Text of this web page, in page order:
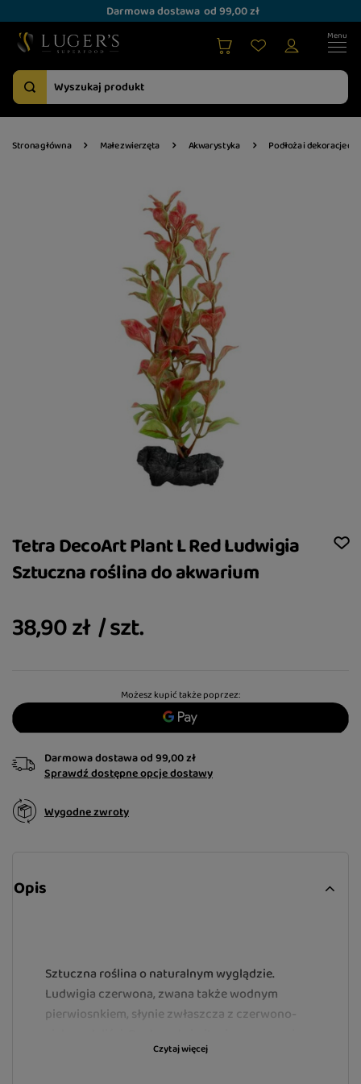
Darmowa dostawa od 99,00 zł
Strona główna Małe zwierzęta Akwarystyka Podłoża i dekoracje
Tetra DecoArt Plant L Red Ludwigia
Sztuczna roślina do akwarium
38,90 zł /szt.
Możesz kupić także poprzez:
Darmowa dostawaod99,00 zł
Sprawdź dostępne opcje dostawy
Wygodne zwroty
Opis
Sztuczna roślina o naturalnym wyglądzie.
Ludwigia czerwona, zwana także wodnym
pierwiosnkiem, słynie zwłaszcza z czerwono-
rośliny wodnej z gatunku ludwigia (wodny
Czytaj więcej